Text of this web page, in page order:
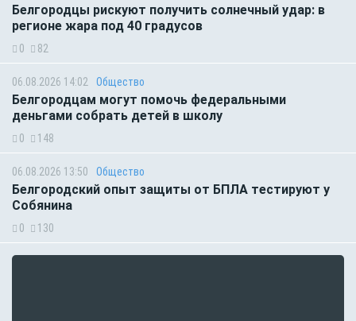
Белгородцы рискуют получить солнечный удар: в
регионе жара под 40 градусов
0 82
06.08.2026 14:02 Общество
Белгородцам могут помочь федеральными
деньгами собрать детей в школу
0 148
06.08.2026 13:50 Общество
Белгородский опыт защиты от БПЛА тестируют у
Собянина
0 130